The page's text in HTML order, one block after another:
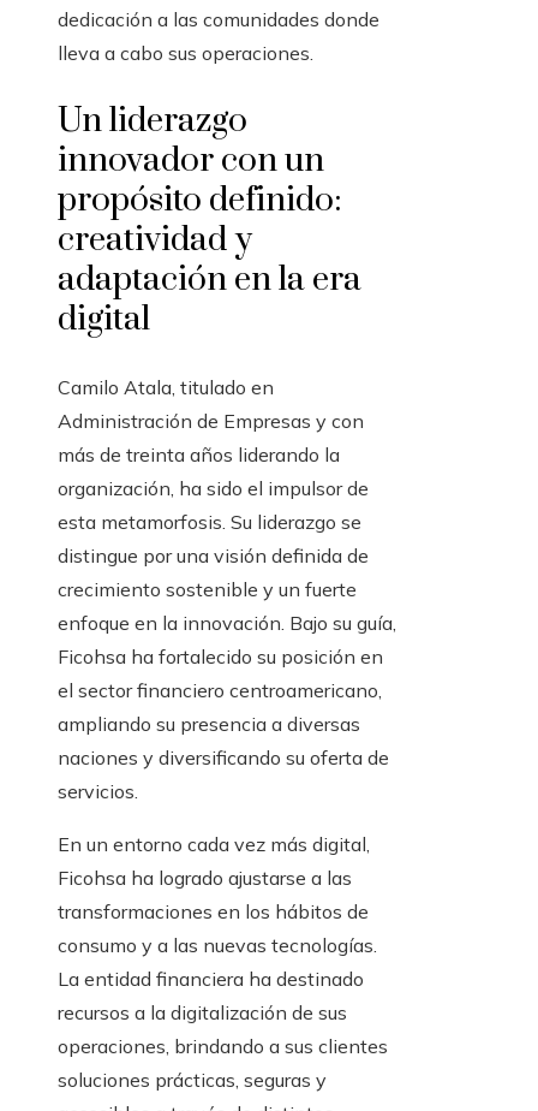
dedicación a las comunidades donde
lleva a cabo sus operaciones.
Un liderazgo
innovador con un
propósito definido:
creatividad y
adaptación en la era
digital
Camilo Atala, titulado en
Administración de Empresas y con
más de treinta años liderando la
organización, ha sido el impulsor de
esta metamorfosis. Su liderazgo se
distingue por una visión definida de
crecimiento sostenible y un fuerte
enfoque en la innovación. Bajo su guía,
Ficohsa ha fortalecido su posición en
el sector financiero centroamericano,
ampliando su presencia a diversas
naciones y diversificando su oferta de
servicios.
En un entorno cada vez más digital,
Ficohsa ha logrado ajustarse a las
transformaciones en los hábitos de
consumo y a las nuevas tecnologías.
La entidad financiera ha destinado
recursos a la digitalización de sus
operaciones, brindando a sus clientes
soluciones prácticas, seguras y